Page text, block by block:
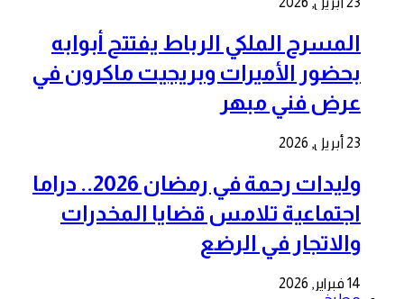
المسرح الملكي الرباط يفتتح أبوابه
بحضور الأميرات وبريجيت ماكرون في
عرض فني مبهر
23 أبريل, 2026
وليدات رحمة في رمضان 2026.. دراما
اجتماعية تلامس قضايا المخدرات
والاتجار في الرضع
14 فبراير, 2026